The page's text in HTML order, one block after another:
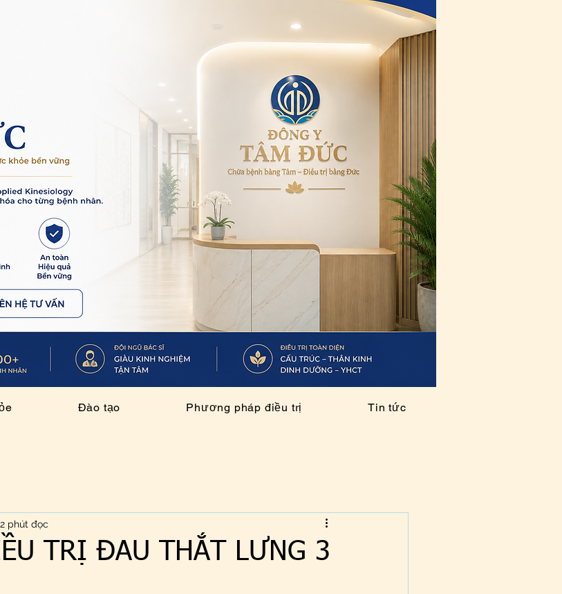
Đào tạo Phương pháp điều trị Tin tức
TRỊ ĐAU THẮT LƯNG 3
2 phút đọc